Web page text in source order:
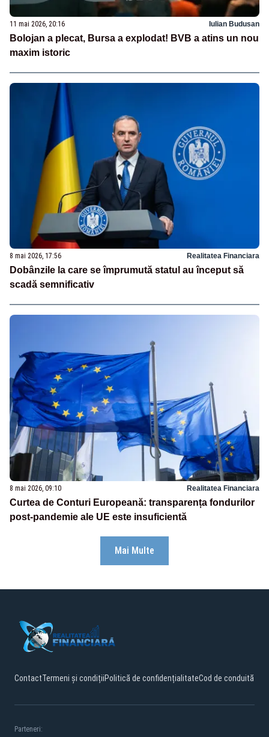
11 mai 2026, 20:16 Iulian Budusan
Bolojan a plecat, Bursa a explodat! BVB a atins un nou
maxim istoric
8 mai 2026, 17:56 Realitatea Financiara
Dobânzile la care se împrumută statul au început să
scadă semnificativ
8 mai 2026, 09:10 Realitatea Financiara
Curtea de Conturi Europeană: transparența fondurilor
post-pandemie ale UE este insuficientă
Mai Multe
ContactTermeni și condițiiPolitică de confidențialitateCod de conduită
Parteneri: